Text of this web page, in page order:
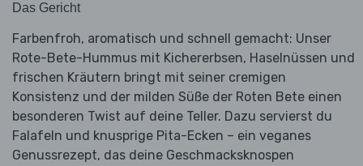
Das Gericht
Farbenfroh, aromatisch und schnell gemacht: Unser
Rote-Bete-Hummus mit Kichererbsen, Haselnüssen und
frischen Kräutern bringt mit seiner cremigen
Konsistenz und der milden Süße der Roten Bete einen
besonderen Twist auf deine Teller. Dazu servierst du
Falafeln und knusprige Pita-Ecken – ein veganes
Genussrezept, das deine Geschmacksknospen